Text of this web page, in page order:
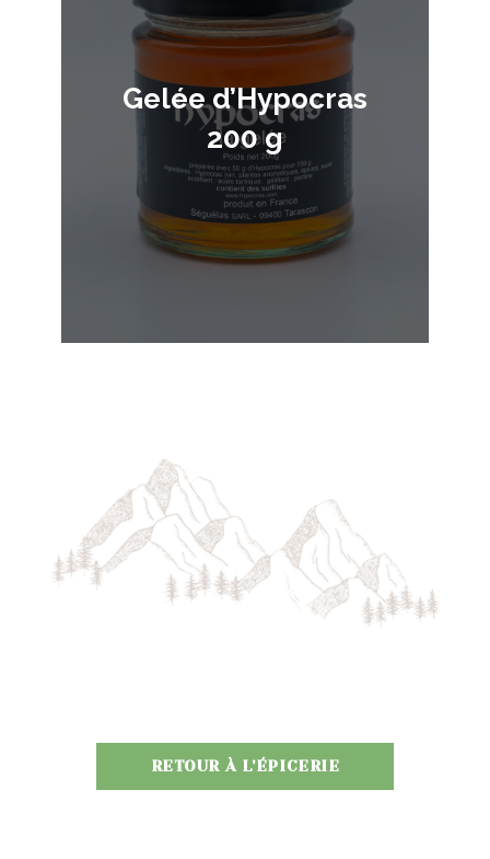
Gelée d’Hypocras
200 g
RETOUR À L'ÉPICERIE